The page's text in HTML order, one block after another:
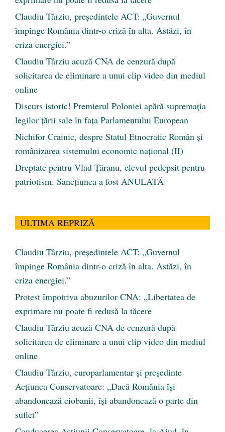
Claudiu Târziu, președintele ACT: „Guvernul
împinge România dintr-o criză în alta. Astăzi, în
criza energiei.”
Claudiu Târziu acuză CNA de cenzură după
solicitarea de eliminare a unui clip video din mediul
online
Discurs istoric! Premierul Poloniei apără supremația
legilor țării sale în fața Parlamentului European
Nichifor Crainic, despre Statul Etnocratic Român şi
românizarea sistemului economic naţional (II)
Dreptate pentru Vlad Țăranu, elevul pedepsit pentru
patriotism. Sancțiunea a fost ANULATĂ
ULTIMA REPRIZĂ
Claudiu Târziu, președintele ACT: „Guvernul
împinge România dintr-o criză în alta. Astăzi, în
criza energiei.”
Protest împotriva abuzurilor CNA: „Libertatea de
exprimare nu poate fi redusă la tăcere
Claudiu Târziu acuză CNA de cenzură după
solicitarea de eliminare a unui clip video din mediul
online
Claudiu Târziu, europarlamentar și președinte
Acțiunea Conservatoare: „Dacă România își
abandonează ciobanii, își abandonează o parte din
suflet”